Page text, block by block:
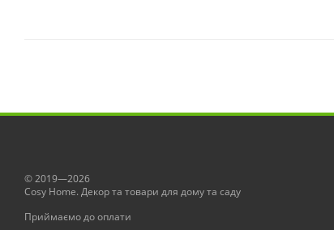
© 2019—2026
Сosy Home. Декор та товари для дому та саду
Приймаємо до оплати